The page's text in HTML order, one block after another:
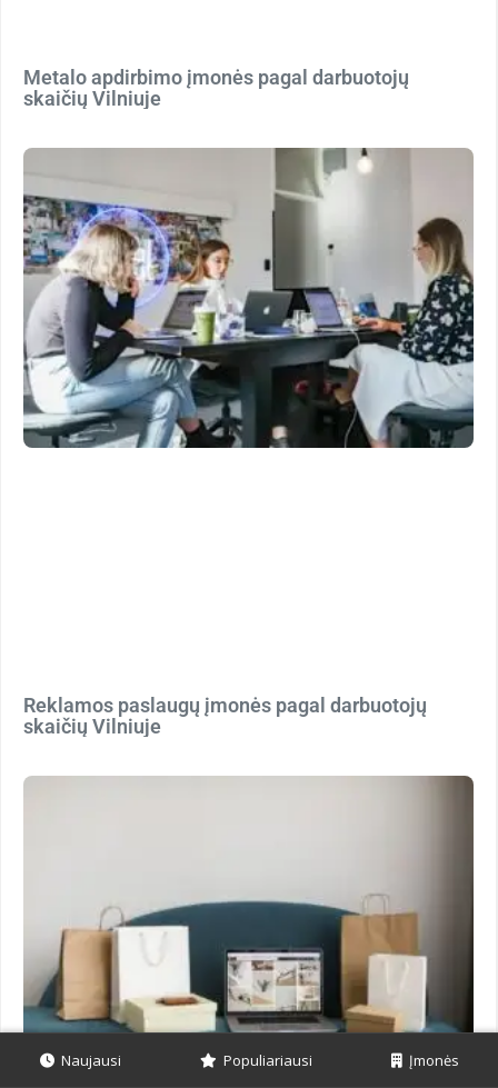
Metalo apdirbimo įmonės pagal darbuotojų
skaičių Vilniuje
Reklamos paslaugų įmonės pagal darbuotojų
skaičių Vilniuje
Naujausi Populiariausi Įmonės